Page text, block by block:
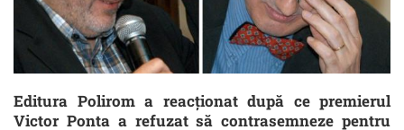
Editura Polirom a reacționat după ce premierul
Victor Ponta a refuzat să contrasemneze pentru